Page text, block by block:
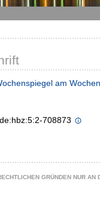
am
708873
GRÜNDEN NUR AN